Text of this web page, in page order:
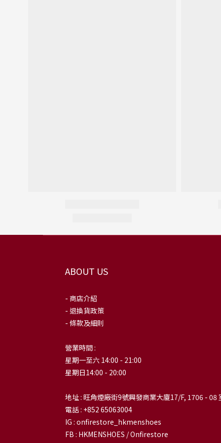
ABOUT US
- 商店介紹
- 退換貨政策
- 條款及細則
營業時間 :
星期一至六 14:00 - 21:00
星期日14:00 - 20:00
地址 : 旺角煙廠街9號興發商業大廈17/F, 1706 - 08
電話 : +852 65063004
IG : onfirestore_hkmenshoes
FB : HKMENSHOES / Onfirestore